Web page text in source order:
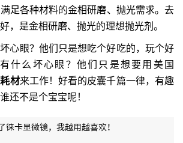
足各种材料的金相研磨、抛光需求。去
，是金相研磨、抛光的理想抛光剂。
心眼？他们只是想吃个好吃的，玩个好
什么坏心眼？他们只是想要用美国
材来工作！好看的皮囊千篇一律，有趣
还不是个宝宝呢！
徕卡显微镜，我越用越喜欢！